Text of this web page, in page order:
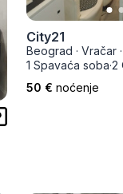
City21
Beograd · Vračar ·
1 Spavaća soba·2
50 € noćenje